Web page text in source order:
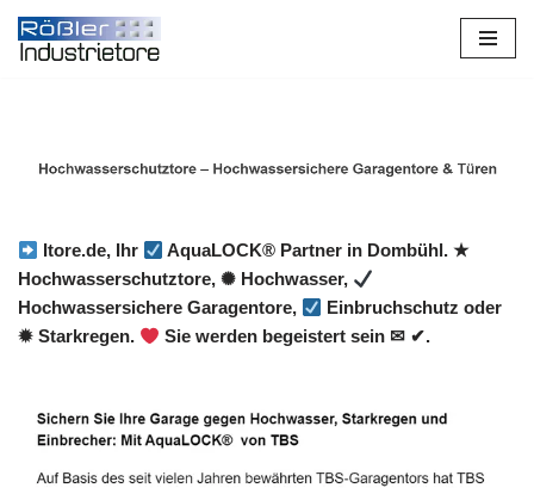
Zum
Itore.de, Ihr
AquaLOCK® Partner in Dombühl. ★
Hochwasserschutztore, ✺ Hochwasser,
Hochwassersichere Garagentore,
Einbruchschutz oder
✹ Starkregen.
Sie werden begeistert sein ✉ ✔.